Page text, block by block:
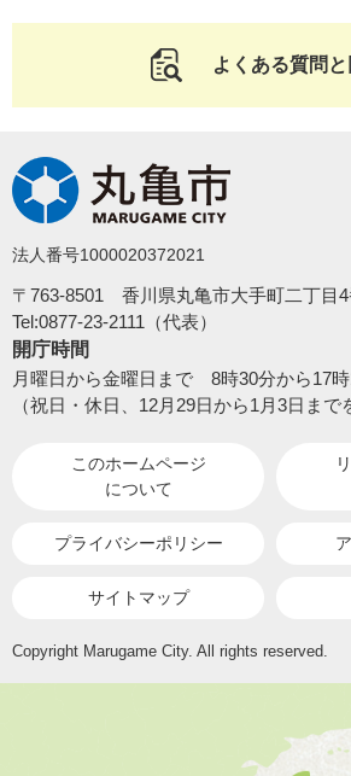
よくある質問
法人番号1000020372021
〒763-8501 香川県丸亀市大手町二丁目4
Tel:0877-23-2111（代表）
開庁時間
月曜日から金曜日まで 8時30分から17
（祝日・休日、12月29日から1月3日まで
このホームページ
について
プライバシーポリシー
サイトマップ
Copyright Marugame City. All rights reserved.